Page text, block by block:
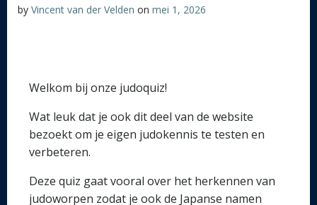
by Vincent van der Velden on mei 1, 2026
Welkom bij onze judoquiz!
Wat leuk dat je ook dit deel van de website
bezoekt om je eigen judokennis te testen en
verbeteren.
Deze quiz gaat vooral over het herkennen van
judoworpen zodat je ook de Japanse namen